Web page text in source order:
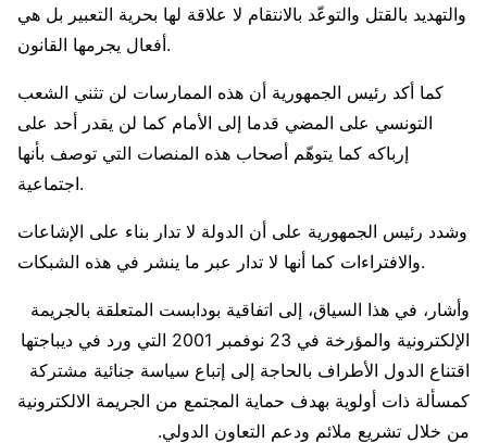
والتهديد بالقتل والتوعّد بالانتقام لا علاقة لها بحرية التعبير بل هي
أفعال يجرمها القانون.
كما أكد رئيس الجمهورية أن هذه الممارسات لن تثني الشعب
التونسي على المضي قدما إلى الأمام كما لن يقدر أحد على
إرباكه كما يتوهّم أصحاب هذه المنصات التي توصف بأنها
اجتماعية.
وشدد رئيس الجمهورية على أن الدولة لا تدار بناء على الإشاعات
والافتراءات كما أنها لا تدار عبر ما ينشر في هذه الشبكات.
وأشار، في هذا السياق، إلى اتفاقية بودابست المتعلقة بالجريمة
الإلكترونية والمؤرخة في 23 نوفمبر 2001 التي ورد في ديباجتها
اقتناع الدول الأطراف بالحاجة إلى إتباع سياسة جنائية مشتركة
كمسألة ذات أولوية بهدف حماية المجتمع من الجريمة الالكترونية
من خلال تشريع ملائم ودعم التعاون الدولي.